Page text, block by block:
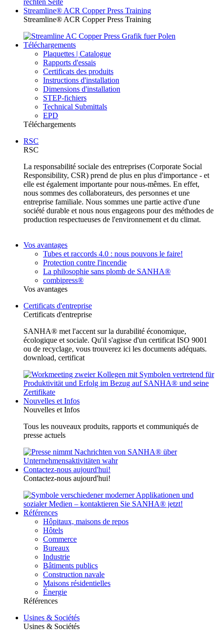
Streamline® ACR Copper Press Training
Streamline® ACR Copper Press Training
Téléchargements
Plaquettes | Catalogue
Rapports d'essais
Certificats des produits
Instructions d'installation
Dimensions d'installation
STEP-fichiers
Technical Submittals
EPD
Téléchargements
RSC
RSC
La responsabilité sociale des entreprises (Corporate Social
Responsibility, CSR) prend de plus en plus d'importance - et
elle est également importante pour nous-mêmes. En effet,
nous sommes des collaborateurs, des personnes et une
entreprise familiale. Nous sommes une partie active d'une
société durable et nous nous engageons pour des méthodes de
production respectueuses de l'environnement et du climat.
Vos avantages
Tubes et raccords 4.0 : nous pouvons le faire!
Protection contre l'incendie
La philosophie sans plomb de SANHA®
combipress®
Vos avantages
Certificats d'entreprise
Certificats d'entreprise
SANHA® met l'accent sur la durabilité économique,
écologique et sociale. Qu'il s'agisse d'un certificat ISO 9001
ou de recyclage, vous trouverez ici les documents adéquats.
download, certificat
Nouvelles et Infos
Nouvelles et Infos
Tous les nouveaux produits, rapports et communiqués de
presse actuels
Contactez-nous aujourd'hui!
Contactez-nous aujourd'hui!
Références
Hôpitaux, maisons de repos
Hôtels
Commerce
Bureaux
Industrie
Bâtiments publics
Construction navale
Maisons résidentielles
Énergie
Références
Usines & Sociétés
Usines & Sociétés